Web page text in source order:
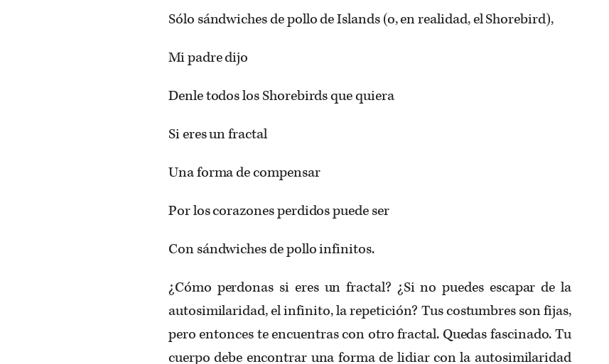
Sólo sándwiches de pollo de Islands (o, en realidad, el Shorebird),
Mi padre dijo
Denle todos los Shorebirds que quiera
Si eres un fractal
Una forma de compensar
Por los corazones perdidos puede ser
Con sándwiches de pollo infinitos.
¿Cómo perdonas si eres un fractal? ¿Si no puedes escapar de la
autosimilaridad, el infinito, la repetición? Tus costumbres son fijas,
pero entonces te encuentras con otro fractal. Quedas fas­cinado. Tu
cuerpo debe encontrar una forma de lidiar con la autosimilaridad